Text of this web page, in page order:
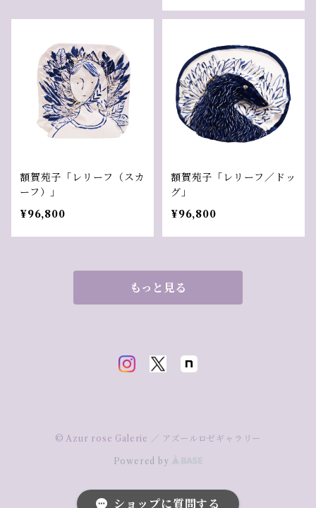
額賀苑子「レリーフ（スカ
ーフ）」
¥96,800
額賀苑子「レリーフ／ドッ
グ」
¥96,800
もっと見る
© Azur rose Galerie ／ アズールロゼギャラリー
Powered by
ショップに質問する